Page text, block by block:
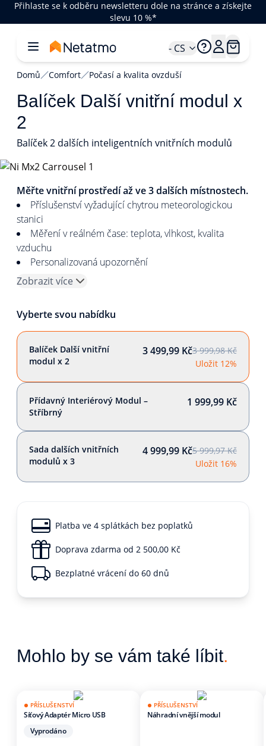
Přihlaste se k odběru newsletteru dole na stránce a získejte
slevu 10 %*
- CS
Domů Comfort Počasí a kvalita ovzduší
Balíček Další vnitřní modul x
2
Balíček 2 dalších inteligentních vnitřních modulů
Měřte vnitřní prostředí až ve 3 dalších místnostech.
Příslušenství vyžadující chytrou meteorologickou
stanici
Měření v reálném čase: teplota, vlhkost, kvalita
vzduchu
Personalizovaná upozornění
Zobrazit více
Vyberte svou nabídku
Balíček Další vnitřní
modul x 2
3 499,99 Kč3 999,98 Kč
Uložit 12%
Přídavný Interiérový Modul –
Stříbrný
1 999,99 Kč
Sada dalších vnitřních
modulů x 3
4 999,99 Kč5 999,97 Kč
Uložit 16%
Platba ve 4 splátkách bez poplatků
Doprava zdarma od 2 500,00 Kč
Bezplatné vrácení do 60 dnů
Mohlo by se vám také líbit.
PŘÍSLUŠENSTVÍ
Síťový Adaptér Micro USB
Vyprodáno
PŘÍSLUŠENSTVÍ
Náhradní vnější modul